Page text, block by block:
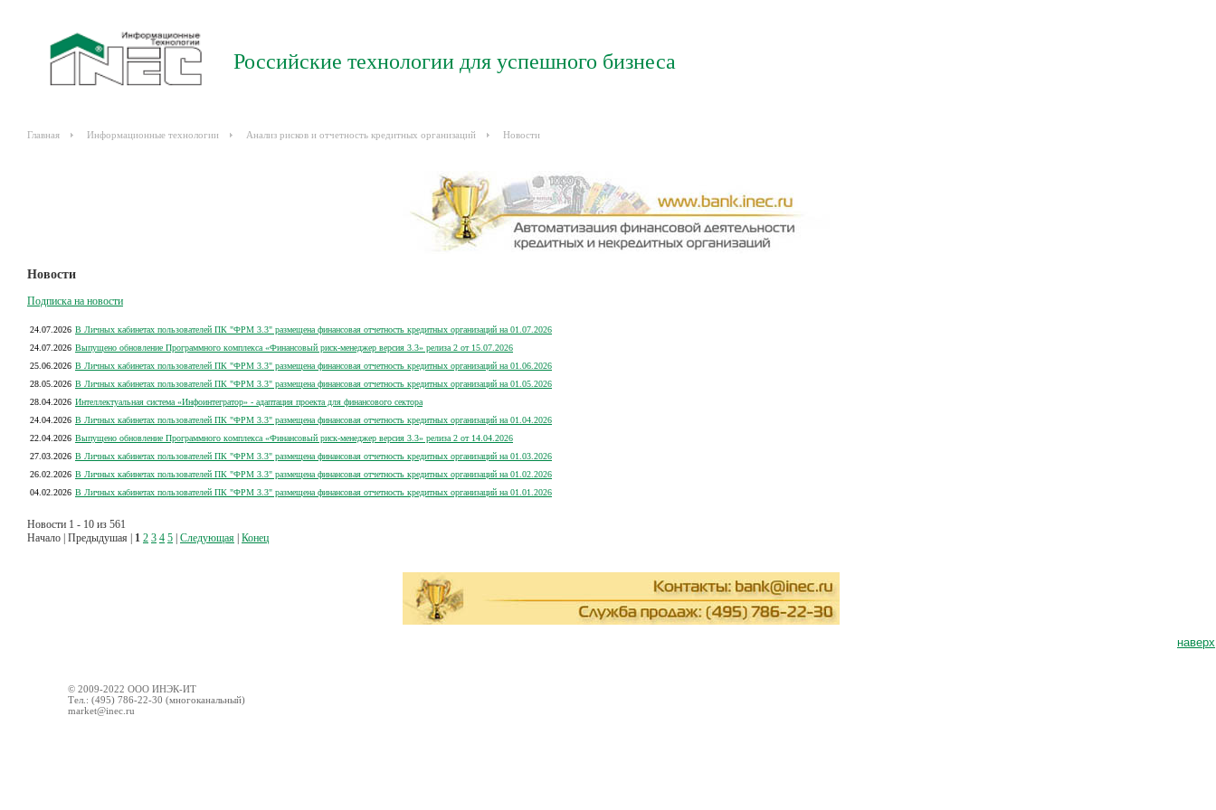
Российские технологии для успешного бизнеса
Главная Информационные технологии Анализ рисков и отчетность кредитных организаций Новости
Новости
Подписка на новости
24.07.2026 В Личных кабинетах пользователей ПК "ФРМ 3.3" размещена финансовая отчетность кредитных организаций на 01.07.2026
24.07.2026 Выпущено обновление Программного комплекса «Финансовый риск-менеджер версия 3.3» релиза 2 от 15.07.2026
25.06.2026 В Личных кабинетах пользователей ПК "ФРМ 3.3" размещена финансовая отчетность кредитных организаций на 01.06.2026
28.05.2026 В Личных кабинетах пользователей ПК "ФРМ 3.3" размещена финансовая отчетность кредитных организаций на 01.05.2026
28.04.2026 Интеллектуальная система «Инфоинтегратор» - адаптация проекта для финансового сектора
24.04.2026 В Личных кабинетах пользователей ПК "ФРМ 3.3" размещена финансовая отчетность кредитных организаций на 01.04.2026
22.04.2026 Выпущено обновление Программного комплекса «Финансовый риск-менеджер версия 3.3» релиза 2 от 14.04.2026
27.03.2026 В Личных кабинетах пользователей ПК "ФРМ 3.3" размещена финансовая отчетность кредитных организаций на 01.03.2026
26.02.2026 В Личных кабинетах пользователей ПК "ФРМ 3.3" размещена финансовая отчетность кредитных организаций на 01.02.2026
04.02.2026 В Личных кабинетах пользователей ПК "ФРМ 3.3" размещена финансовая отчетность кредитных организаций на 01.01.2026
Новости 1 - 10 из 561
Начало | Предыдушая | 1 2 3 4 5 Следующая Конец
наверх
© 2009-2022 ООО ИНЭК-ИТ
Тел.: (495) 786-22-30 (многоканальный)
market@inec.ru